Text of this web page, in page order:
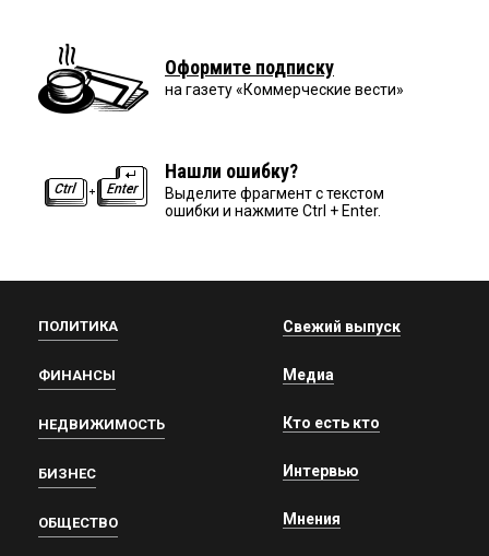
Оформите подписку
на газету «Коммерческие вести»
Нашли ошибку?
Выделите фрагмент с текстом
ошибки и нажмите Ctrl + Enter.
ПОЛИТИКА
ФИНАНСЫ
НЕДВИЖИМОСТЬ
БИЗНЕС
ОБЩЕСТВО
Свежий выпуск
Медиа
Кто есть кто
Интервью
Мнения